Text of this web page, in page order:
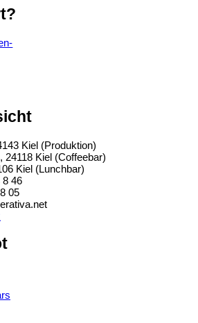
Kiel (Produktion)
24118 Kiel (Coffeebar)
Kiel (Lunchbar)
8 46
05